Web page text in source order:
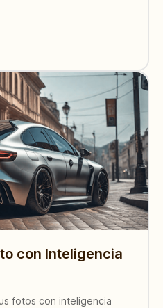
con Inteligencia
fotos con inteligencia